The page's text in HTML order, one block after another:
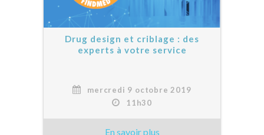
Drug design et criblage : des
experts à votre service
mercredi 9 octobre 2019
11h30